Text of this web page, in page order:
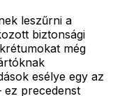
leszűrni a
biztonsági
még
esélye egy az
ez precedenst